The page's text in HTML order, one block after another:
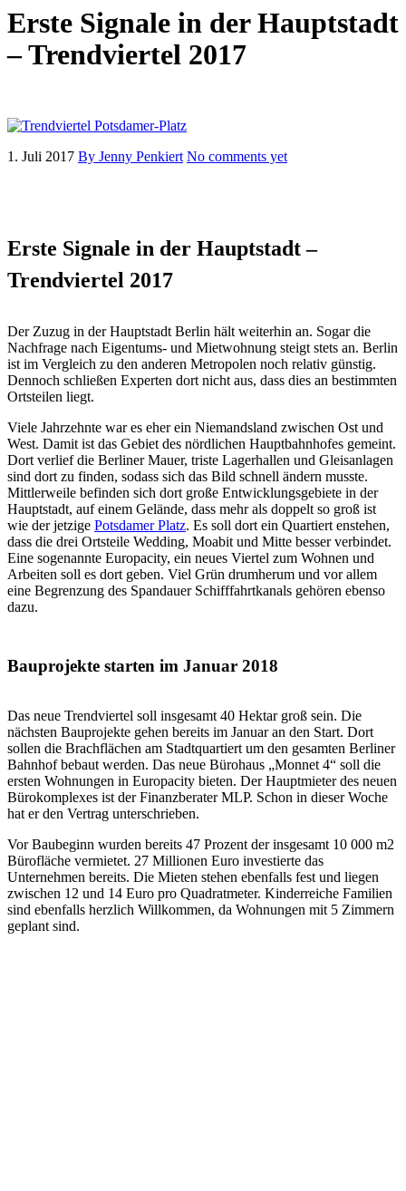
Erste Signale in der Hauptstadt
– Trendviertel 2017
1. Juli 2017 By Jenny Penkiert No comments yet
Erste Signale in der Hauptstadt –
Trendviertel 2017
Der Zuzug in der Hauptstadt Berlin hält weiterhin an. Sogar die
Nachfrage nach Eigentums- und Mietwohnung steigt stets an. Berlin
ist im Vergleich zu den anderen Metropolen noch relativ günstig.
Dennoch schließen Experten dort nicht aus, dass dies an bestimmten
Ortsteilen liegt.
Viele Jahrzehnte war es eher ein Niemandsland zwischen Ost und
West. Damit ist das Gebiet des nördlichen Hauptbahnhofes gemeint.
Dort verlief die Berliner Mauer, triste Lagerhallen und Gleisanlagen
sind dort zu finden, sodass sich das Bild schnell ändern musste.
Mittlerweile befinden sich dort große Entwicklungsgebiete in der
Hauptstadt, auf einem Gelände, dass mehr als doppelt so groß ist
wie der jetzige Potsdamer Platz. Es soll dort ein Quartiert enstehen,
dass die drei Ortsteile Wedding, Moabit und Mitte besser verbindet.
Eine sogenannte Europacity, ein neues Viertel zum Wohnen und
Arbeiten soll es dort geben. Viel Grün drumherum und vor allem
eine Begrenzung des Spandauer Schifffahrtkanals gehören ebenso
dazu.
Bauprojekte starten im Januar 2018
Das neue Trendviertel soll insgesamt 40 Hektar groß sein. Die
nächsten Bauprojekte gehen bereits im Januar an den Start. Dort
sollen die Brachflächen am Stadtquartiert um den gesamten Berliner
Bahnhof bebaut werden. Das neue Bürohaus „Monnet 4“ soll die
ersten Wohnungen in Europacity bieten. Der Hauptmieter des neuen
Bürokomplexes ist der Finanzberater MLP. Schon in dieser Woche
hat er den Vertrag unterschrieben.
Vor Baubeginn wurden bereits 47 Prozent der insgesamt 10 000 m2
Bürofläche vermietet. 27 Millionen Euro investierte das
Unternehmen bereits. Die Mieten stehen ebenfalls fest und liegen
zwischen 12 und 14 Euro pro Quadratmeter. Kinderreiche Familien
sind ebenfalls herzlich Willkommen, da Wohnungen mit 5 Zimmern
geplant sind.